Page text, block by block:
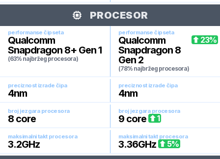
PROCESOR
performanse čipseta
Qualcomm
Snapdragon 8+ Gen 1
(63% najbržeg procesora)
performanse čipseta
Qualcomm
Snapdragon 8
Gen 2
(78% najbržeg procesora)
23%
preciznost izrade čipa
4nm
preciznost izrade čipa
4nm
broj jezgara procesora
8 core
broj jezgara procesora
9 core 1
maksimalni takt procesora
3.2GHz
maksimalni takt procesora
3.36GHz 5%